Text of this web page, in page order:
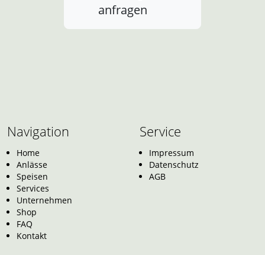
anfragen
Navigation
Home
Anlässe
Speisen
Services
Unternehmen
Shop
FAQ
Kontakt
Service
Impressum
Datenschutz
AGB